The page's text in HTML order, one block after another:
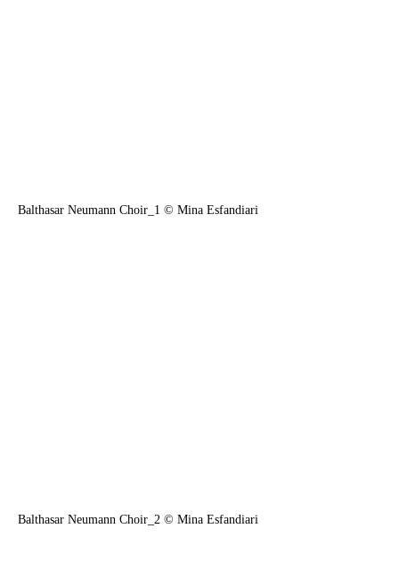
Balthasar Neumann Choir_1 © Mina Esfandiari
Balthasar Neumann Choir_2 © Mina Esfandiari